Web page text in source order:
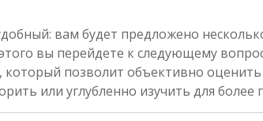
вам будет предложено
вы перейдете к следующему
который позволит объективно
или углубленно изучить для более